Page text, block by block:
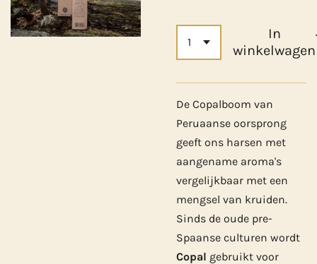
In
winkelwagen
De Copalboom van
Peruaanse oorsprong
geeft ons harsen met
aangename aroma's
vergelijkbaar met een
mengsel van kruiden.
Sinds de oude pre-
Spaanse culturen wordt
Copal gebruikt voor